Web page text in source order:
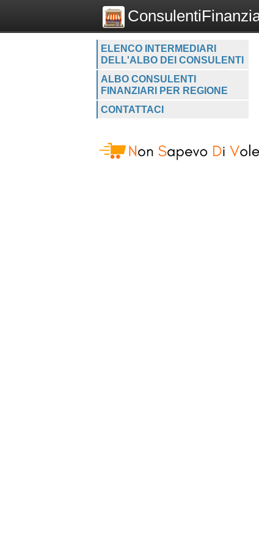
ELENCO INTERMEDIARI
DELL'ALBO DEI CONSULENTI
ALBO CONSULENTI
FINANZIARI PER REGIONE
CONTATTACI